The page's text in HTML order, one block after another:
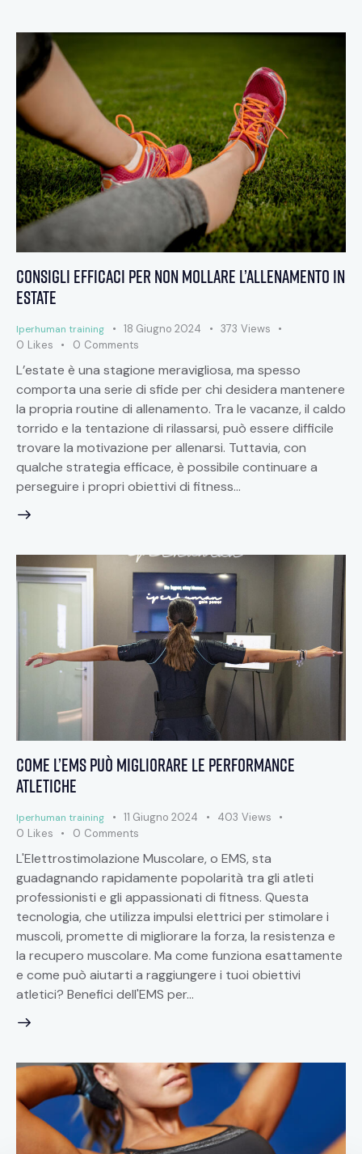
Consigli efficaci per non mollare l’allenamento in
estate
Iperhuman training 18 Giugno 2024 373 Views
0 Likes 0 Comments
L’estate è una stagione meravigliosa, ma spesso
comporta una serie di sfide per chi desidera mantenere
la propria routine di allenamento. Tra le vacanze, il caldo
torrido e la tentazione di rilassarsi, può essere difficile
trovare la motivazione per allenarsi. Tuttavia, con
qualche strategia efficace, è possibile continuare a
perseguire i propri obiettivi di fitness…
Come l’EMS può migliorare le performance
atletiche
Iperhuman training 11 Giugno 2024 403 Views
0 Likes 0 Comments
L'Elettrostimolazione Muscolare, o EMS, sta
guadagnando rapidamente popolarità tra gli atleti
professionisti e gli appassionati di fitness. Questa
tecnologia, che utilizza impulsi elettrici per stimolare i
muscoli, promette di migliorare la forza, la resistenza e
la recupero muscolare. Ma come funziona esattamente
e come può aiutarti a raggiungere i tuoi obiettivi
atletici? Benefici dell'EMS per…